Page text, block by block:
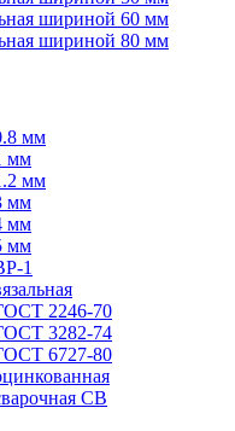
шириной 60 мм
шириной 80 мм
мм
мм
мм
мм
мм
мм
1
2246-70
3282-74
6727-80
СВ